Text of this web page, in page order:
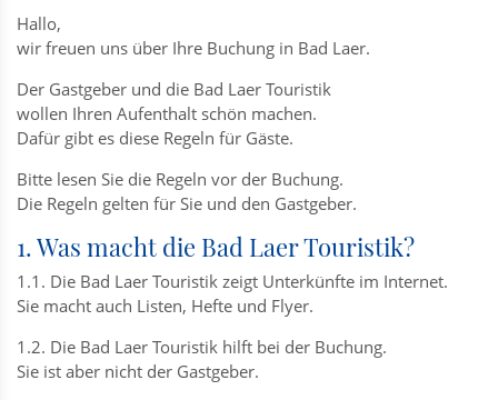
Hallo,
wir freuen uns über Ihre Buchung in Bad Laer.
Der Gastgeber und die Bad Laer Touristik
wollen Ihren Aufenthalt schön machen.
Dafür gibt es diese Regeln für Gäste.
Bitte lesen Sie die Regeln vor der Buchung.
Die Regeln gelten für Sie und den Gastgeber.
1. Was macht die Bad Laer Touristik?
1.1. Die Bad Laer Touristik zeigt Unterkünfte im Internet.
Sie macht auch Listen, Hefte und Flyer.
1.2. Die Bad Laer Touristik hilft bei der Buchung.
Sie ist aber nicht der Gastgeber.